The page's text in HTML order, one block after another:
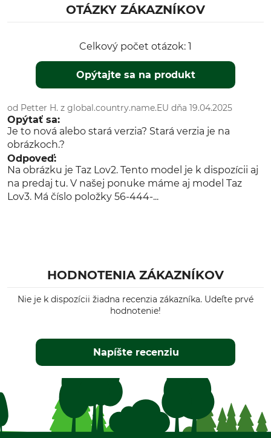
Výroba
Made in France
Farba
Červená
OTÁZKY ZÁKAZNÍKOV
Celkový počet otázok: 1
Opýtajte sa na produkt
od Petter H. z global.country.name.EU dňa 19.04.2025
Opýtať sa:
Je to nová alebo stará verzia? Stará verzia je na
obrázkoch.?
Odpoveď:
Na obrázku je Taz Lov2. Tento model je k dispozícii aj
na predaj tu. V našej ponuke máme aj model Taz
Lov3. Má číslo položky 56-444-...
HODNOTENIA ZÁKAZNÍKOV
Nie je k dispozícii žiadna recenzia zákazníka. Udeľte prvé
hodnotenie!
Napíšte recenziu